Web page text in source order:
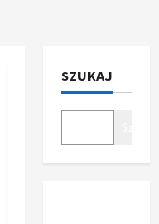
SZUKAJ